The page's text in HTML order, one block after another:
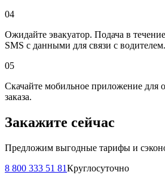
04
Ожидайте эвакуатор. Подача в
SMS с данными для связи с водителем.
05
Скачайте мобильное приложение для
заказа.
Закажите сейчас
Предложим выгодные тарифы и
8 800 333 51 81Круглосуточно